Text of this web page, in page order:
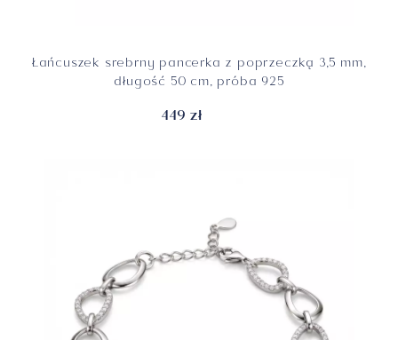
Łańcuszek srebrny pancerka z poprzeczką 3,5 mm,
długość 50 cm, próba 925
449 zł